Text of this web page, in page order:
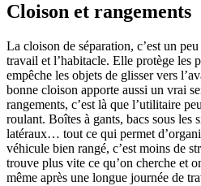
Cloison et rangements
La cloison de séparation, c’est un
travail et l’habitacle. Elle protège les
empêche les objets de glisser vers
bonne cloison apporte aussi un vrai
rangements, c’est là que l’utilitaire
roulant. Boîtes à gants, bacs sous les
latéraux… tout ce qui permet
véhicule bien rangé, c’est moins de
trouve plus vite ce qu’on cherche et
même après une longue journée de